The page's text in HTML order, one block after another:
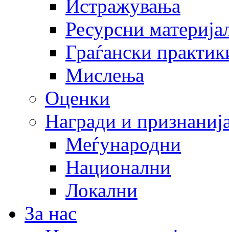
Истражувања
Ресурсни
Граѓански
Мислења
Оценки
Награди и
Меѓународни
Национални
Локални
За нас